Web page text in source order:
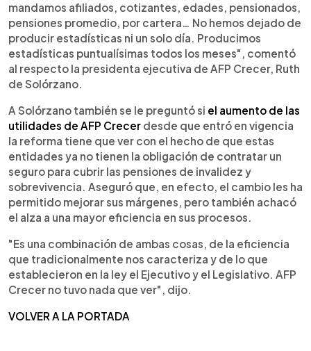
mandamos afiliados, cotizantes, edades, pensionados,
pensiones promedio, por cartera… No hemos dejado de
producir estadísticas ni un solo día. Producimos
estadísticas puntualísimas todos los meses", comentó
al respecto la presidenta ejecutiva de AFP Crecer, Ruth
de Solórzano.
A Solórzano también se le preguntó si el aumento de las
utilidades de AFP Crecer desde que entró en vigencia
la reforma tiene que ver con el hecho de que estas
entidades ya no tienen la obligación de contratar un
seguro para cubrir las pensiones de invalidez y
sobrevivencia. Aseguró que, en efecto, el cambio les ha
permitido mejorar sus márgenes, pero también achacó
el alza a una mayor eficiencia en sus procesos.
"Es una combinación de ambas cosas, de la eficiencia
que tradicionalmente nos caracteriza y de lo que
establecieron en la ley el Ejecutivo y el Legislativo. AFP
Crecer no tuvo nada que ver", dijo.
VOLVER A LA PORTADA